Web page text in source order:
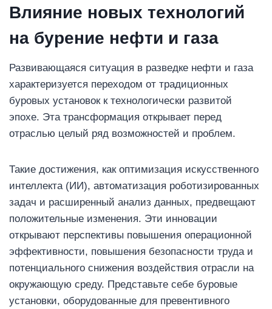
Влияние новых технологий
на бурение нефти и газа
Развивающаяся ситуация в разведке нефти и газа
характеризуется переходом от традиционных
буровых установок к технологически развитой
эпохе. Эта трансформация открывает перед
отраслью целый ряд возможностей и проблем.
Такие достижения, как оптимизация искусственного
интеллекта (ИИ), автоматизация роботизированных
задач и расширенный анализ данных, предвещают
положительные изменения. Эти инновации
открывают перспективы повышения операционной
эффективности, повышения безопасности труда и
потенциального снижения воздействия отрасли на
окружающую среду. Представьте себе буровые
установки, оборудованные для превентивного